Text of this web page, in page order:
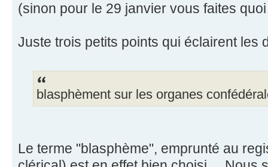
(sinon pour le 29 janvier vous faites
Juste trois petits points qui éclairent les
blasphèment sur les organes
Le terme "blasphème", emprunté au